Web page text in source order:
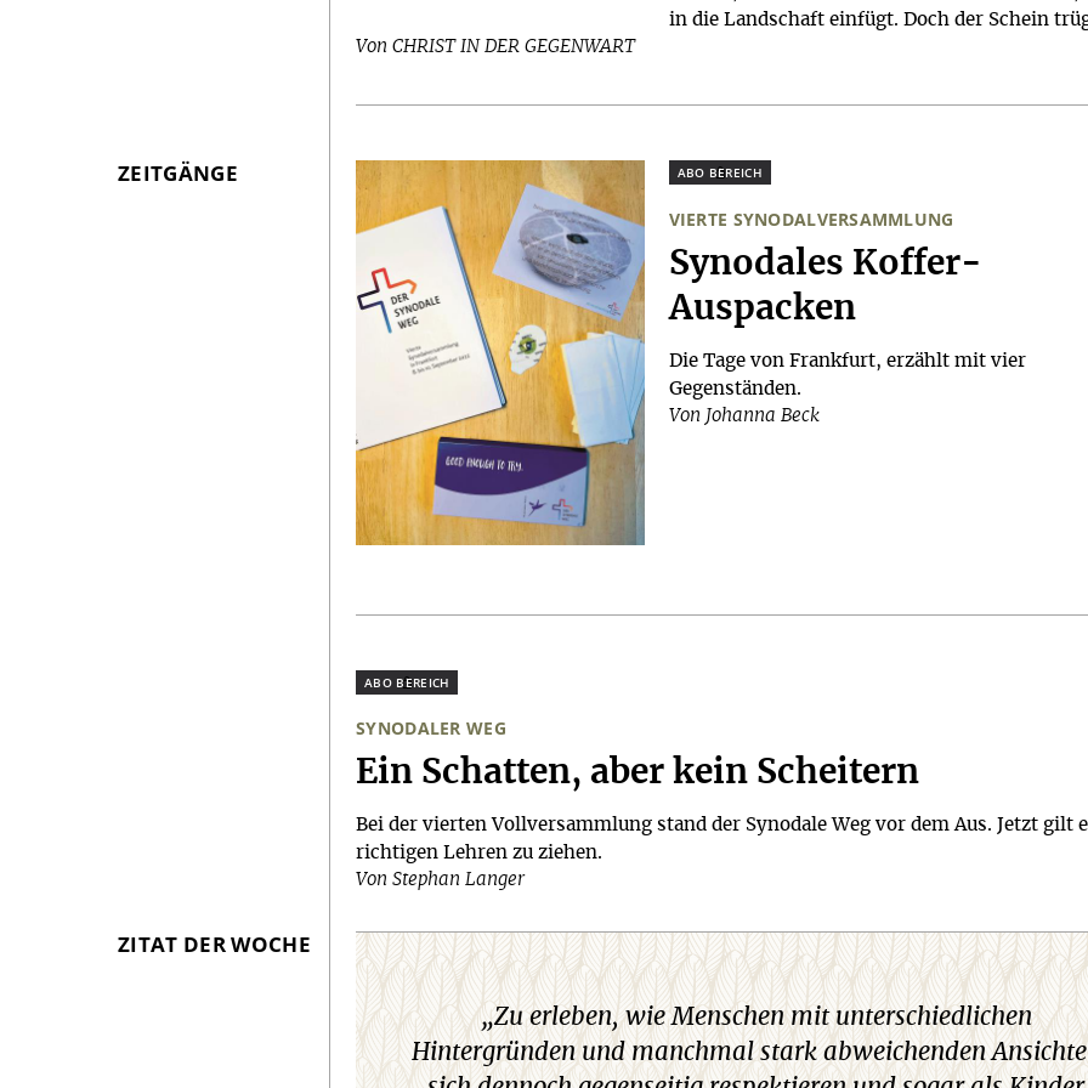
in die Landschaft einfügt. Doch der Schein
Von CHRIST IN DER GEGENWART
ZEITGÄNGE Plus
VIERTE SYNODALVERSAMMLUNG
:
Synodales Koffer-
Auspacken
Die Tage von Frankfurt, erzählt mit vier
Gegenständen.
Von Johanna Beck
Plus
SYNODALER WEG
:
Ein Schatten, aber kein Scheitern
Bei der vierten Vollversammlung stand der Synodale Weg vor dem Aus. Jetzt gilt
richtigen Lehren zu ziehen.
Von Stephan Langer
ZITAT DER WOCHE
„Zu erleben, wie Menschen mit unterschiedlichen
Hintergründen und manchmal stark abweichenden